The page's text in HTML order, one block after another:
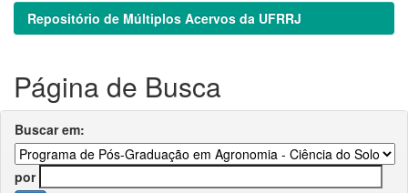
Repositório de Múltiplos Acervos da UFRRJ
Página de Busca
Buscar em:
por